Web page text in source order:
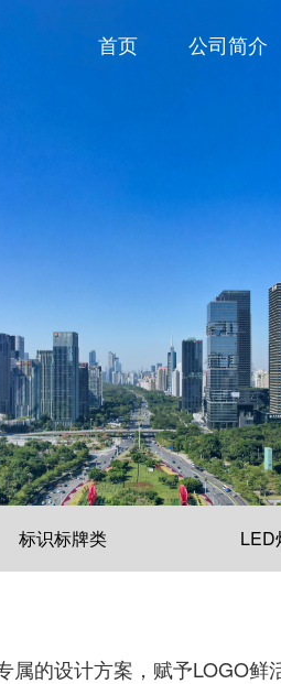
首页 公司简介
标识标牌类 LED
的设计方案，赋予LOGO鲜